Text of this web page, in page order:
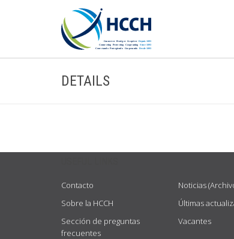
DETAILS
Contacto
Sobre la HCCH
Sección de preguntas
frecuentes
Noticias
Últimas
Vacantes